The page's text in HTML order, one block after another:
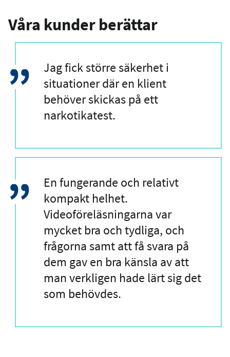
Våra kunder berättar
C
i
t
a
Jag fick större säkerhet i
situationer där en klient
behöver skickas på ett
narkotikatest.
C
i
t
a
t
En fungerande och relativt
kompakt helhet.
Videoföreläsningarna var
mycket bra och tydliga, och
frågorna samt att få svara på
dem gav en bra känsla av att
man verkligen hade lärt sig det
som behövdes.